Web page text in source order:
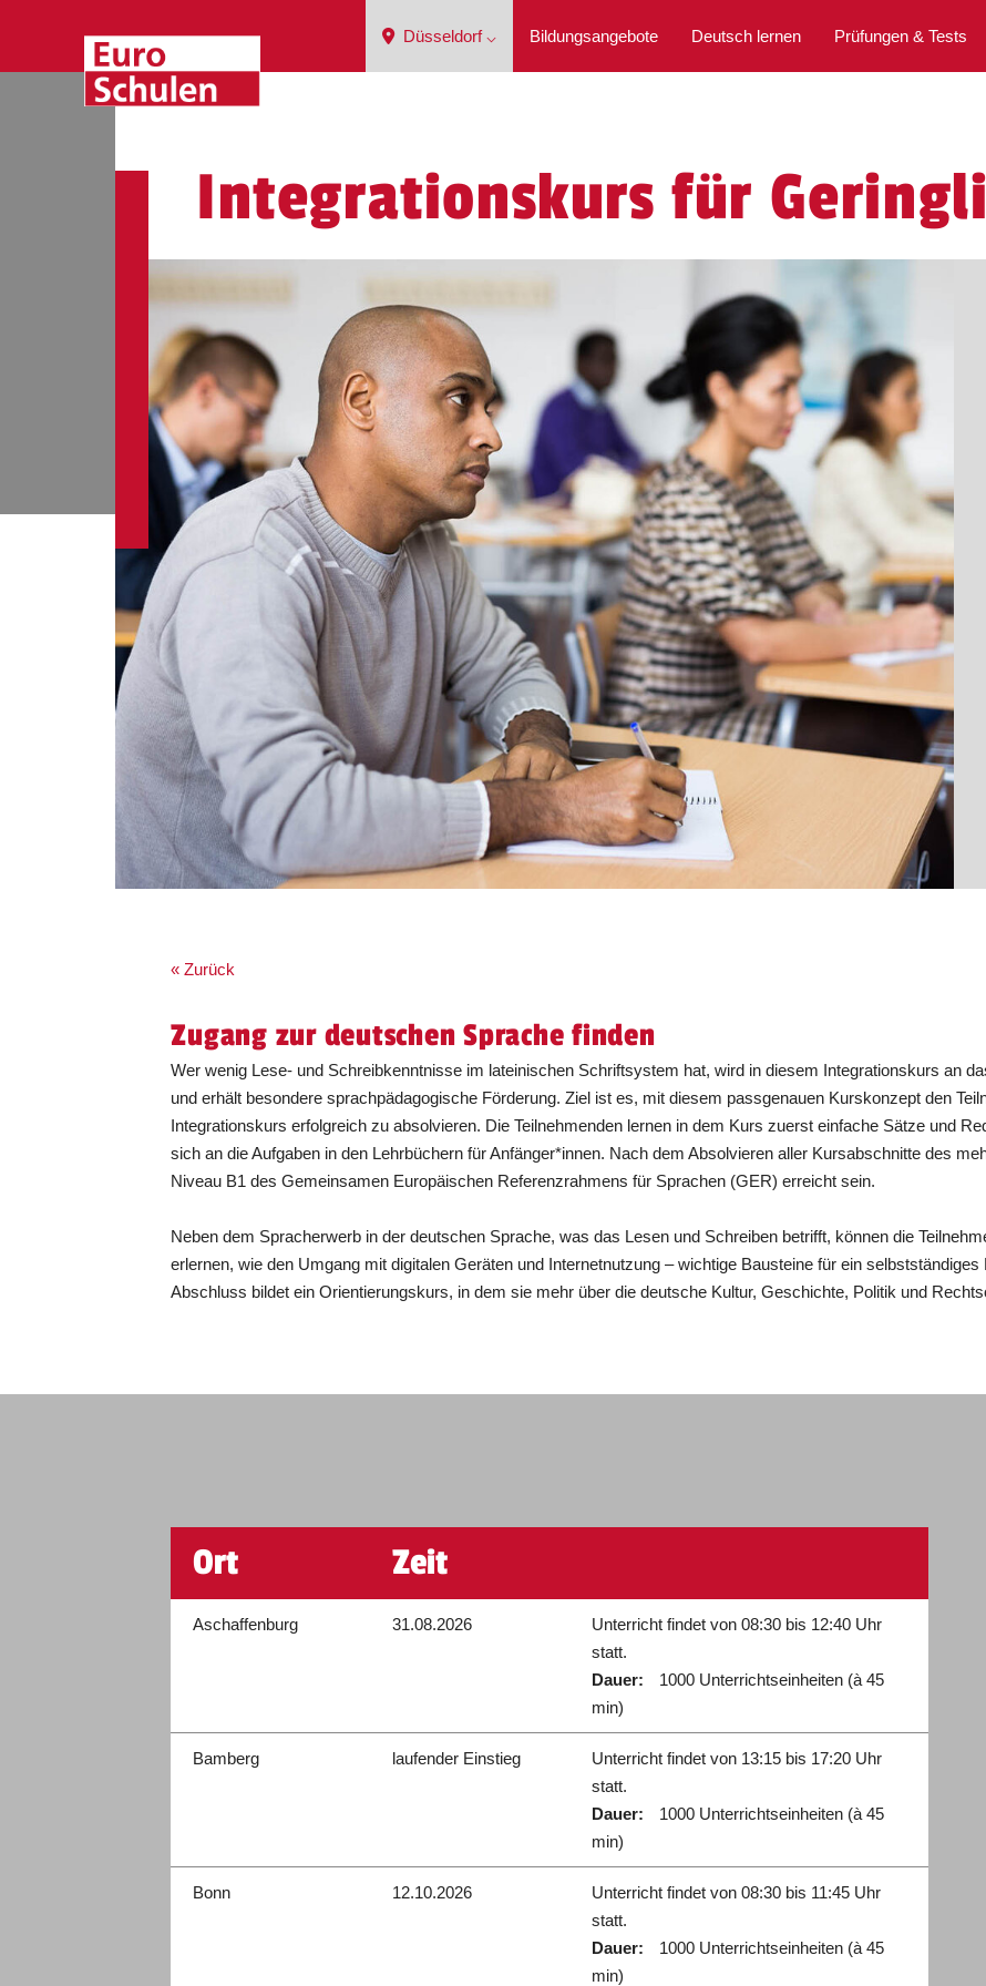
Düsseldorf ⌵ Bildungsangebote Deutsch lernen Prüfungen & Tests
Integrationskurs für
« Zurück
Zugang zur deutschen Sprache finden
Wer wenig Lese- und Schreibkenntnisse im lateinischen Schriftsystem hat, wird in diesem Integrationskurs an
und erhält besondere sprachpädagogische Förderung. Ziel ist es, mit diesem passgenauen Kurskonzept den
Integrationskurs erfolgreich zu absolvieren. Die Teilnehmenden lernen in dem Kurs zuerst einfache Sätze und
sich an die Aufgaben in den Lehrbüchern für Anfänger*innen. Nach dem Absolvieren aller Kursabschnitte des
Niveau B1 des Gemeinsamen Europäischen Referenzrahmens für Sprachen (GER) erreicht sein.
Neben dem Spracherwerb in der deutschen Sprache, was das Lesen und Schreiben betrifft, können die
erlernen, wie den Umgang mit digitalen Geräten und Internetnutzung – wichtige Bausteine für ein
Abschluss bildet ein Orientierungskurs, in dem sie mehr über die deutsche Kultur, Geschichte, Politik und
Ort Zeit
Aschaffenburg 31.08.2026
Unterricht findet von 08:30 bis 12:40 Uhr
statt.
Dauer:
1000 Unterrichtseinheiten (à 45
min)
Bamberg laufender Einstieg
Unterricht findet von 13:15 bis 17:20 Uhr
statt.
Dauer:
1000 Unterrichtseinheiten (à 45
min)
Bonn 12.10.2026
Unterricht findet von 08:30 bis 11:45 Uhr
statt.
Dauer:
1000 Unterrichtseinheiten (à 45
min)